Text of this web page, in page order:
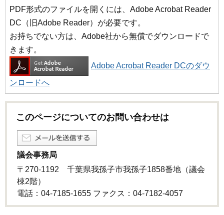
PDF形式のファイルを開くには、Adobe Acrobat Reader
DC（旧Adobe Reader）が必要です。
お持ちでない方は、Adobe社から無償でダウンロードで
きます。
Adobe Acrobat Reader DCのダウ
ンロードへ
このページについてのお問い合わせは
議会事務局
〒270-1192 千葉県我孫子市我孫子1858番地（議会
棟2階）
電話：04-7185-1655 ファクス：04-7182-4057